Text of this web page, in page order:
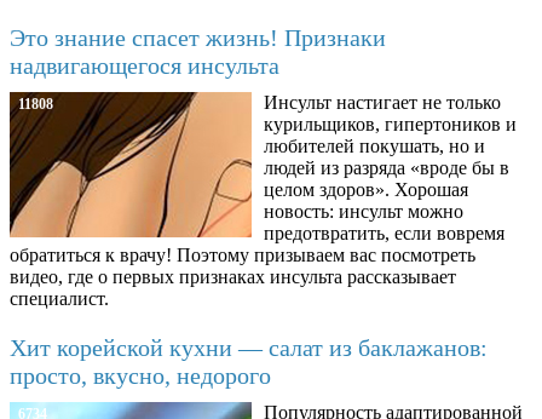
Это знание спасет жизнь! Признаки
надвигающегося инсульта
11808
Инсульт настигает не только
курильщиков, гипертоников и
любителей покушать, но и
людей из разряда «вроде бы в
целом здоров». Хорошая
новость: инсульт можно
предотвратить, если вовремя
обратиться к врачу! Поэтому призываем вас посмотреть
видео, где о первых признаках инсульта рассказывает
специалист.
Хит корейской кухни — салат из баклажанов:
просто, вкусно, недорого
6734
Популярность адаптированной